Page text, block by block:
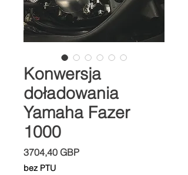
Konwersja
doładowania
Yamaha Fazer
1000
3704,40 GBPCena
bez PTU